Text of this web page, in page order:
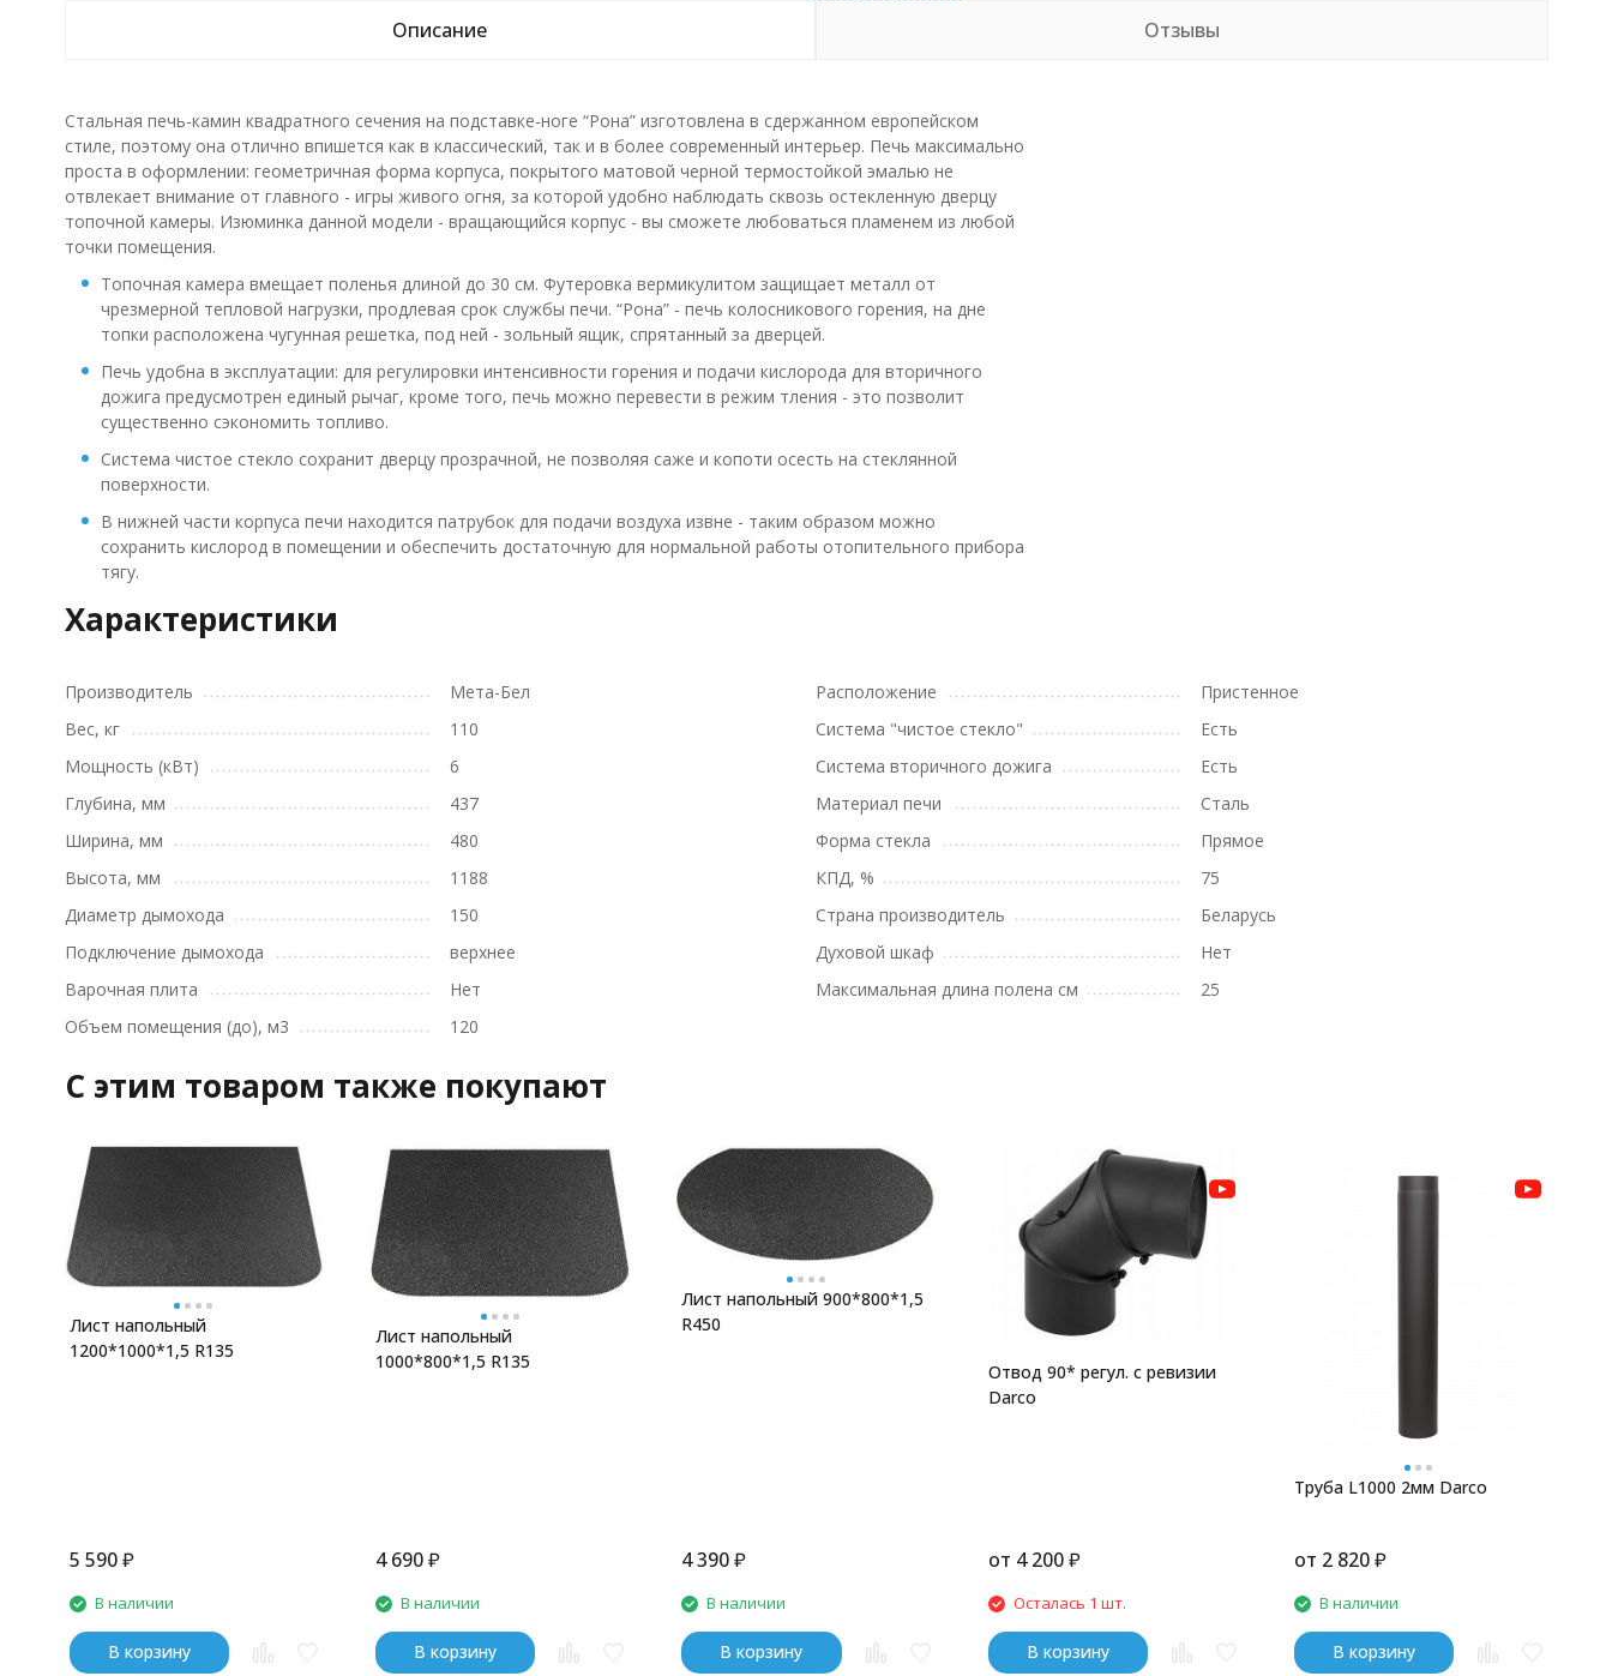
Описание Отзывы
Стальная печь-камин квадратного сечения на подставке-ноге “Рона” изготовлена в сдержанном европейском
стиле, поэтому она отлично впишется как в классический, так и в более современный интерьер. Печь максимально
проста в оформлении: геометричная форма корпуса, покрытого матовой черной термостойкой эмалью не
отвлекает внимание от главного - игры живого огня, за которой удобно наблюдать сквозь остекленную дверцу
топочной камеры. Изюминка данной модели - вращающийся корпус - вы сможете любоваться пламенем из любой
точки помещения.
Топочная камера вмещает поленья длиной до 30 см. Футеровка вермикулитом защищает металл от
чрезмерной тепловой нагрузки, продлевая срок службы печи. “Рона” - печь колосникового горения, на дне
топки расположена чугунная решетка, под ней - зольный ящик, спрятанный за дверцей.
Печь удобна в эксплуатации: для регулировки интенсивности горения и подачи кислорода для вторичного
дожига предусмотрен единый рычаг, кроме того, печь можно перевести в режим тления - это позволит
существенно сэкономить топливо.
Система чистое стекло сохранит дверцу прозрачной, не позволяя саже и копоти осесть на стеклянной
поверхности.
В нижней части корпуса печи находится патрубок для подачи воздуха извне - таким образом можно
сохранить кислород в помещении и обеспечить достаточную для нормальной работы отопительного прибора
тягу.
Характеристики
Производитель
Мета-Бел
Вес, кг
110
Мощность (кВт)
6
Глубина, мм
437
Ширина, мм
480
Высота, мм
1188
Диаметр дымохода
150
Подключение дымохода
верхнее
Варочная плита
Нет
Объем помещения (до), м3
120
Расположение
Пристенное
Система "чистое стекло"
Есть
Система вторичного дожига
Есть
Материал печи
Сталь
Форма стекла
Прямое
КПД, %
75
Страна производитель
Беларусь
Духовой шкаф
Нет
Максимальная длина полена см
25
C этим товаром также покупают
Лист напольный
1200*1000*1,5 R135
5 590 ₽
В наличии
В корзину
Лист напольный
1000*800*1,5 R135
4 690₽
В наличии
В корзину
Лист напольный 900*800*1,5
R450
4 390₽
В наличии
В корзину
Отвод 90* регул. c ревизии
Darco
от 4 200₽
Осталась 1 шт.
В корзину
Труба L1000 2мм Darco
от 2 820₽
В наличии
В корзину